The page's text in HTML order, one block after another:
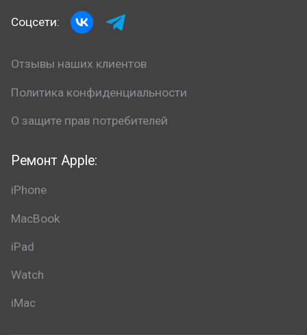
Ремонт Apple:
iPhone
MacBook
iPad
Watch
iMac
Соцсети:
Отзывы наших клиентов
Политика конфиденциальности
О защите прав потребителей